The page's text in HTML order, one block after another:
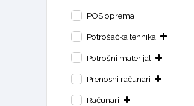
POS oprema
Potrošačka tehnika
Potrošni materijal
Prenosni računari
Računari